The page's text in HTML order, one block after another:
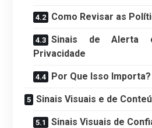
Como Revisar as
Sinais de Alerta
Privacidade
Por Que Isso Importa?
Sinais Visuais e de
Sinais Visuais de